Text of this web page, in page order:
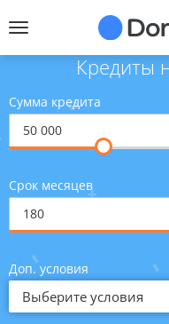
Кредиты
Сумма кредита
Срок месяцев
Доп. условия
Выберите условия